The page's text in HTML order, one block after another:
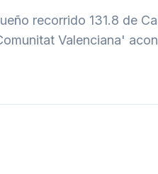
recorrido 131.8 de
Valenciana'